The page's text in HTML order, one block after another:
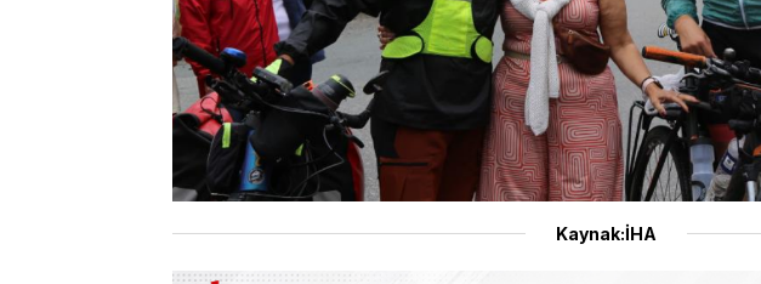
Kaynak:İHA